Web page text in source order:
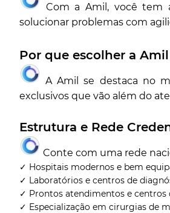
Com a Amil, você tem
solucionar problemas com
Por que escolher a Amil
A Amil se destaca no
exclusivos que vão além do
Estrutura e Rede
Conte com uma rede
✓ Hospitais modernos e bem
✓ Laboratórios e centros de
✓ Prontos atendimentos e centros
✓ Especialização em cirurgias de